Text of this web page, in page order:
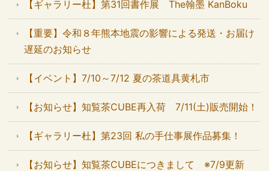
【ギャラリー杜】第31回書作展 The翰墨 KanBoku
【重要】令和８年熊本地震の影響による発送・お届け
遅延のお知らせ
【イベント】7/10～7/12 夏の茶道具黄札市
【お知らせ】知覧茶CUBE再入荷 7/11(土)販売開始！
【ギャラリー杜】第23回 私の手仕事展作品募集！
【お知らせ】知覧茶CUBEにつきまして ※7/9更新